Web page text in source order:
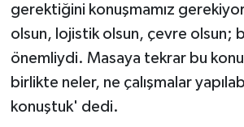
gerektiğini konuşmamız
olsun, lojistik olsun, çevre olsun;
önemliydi. Masaya tekrar bu
birlikte neler, ne çalışmalar
konuştuk' dedi.